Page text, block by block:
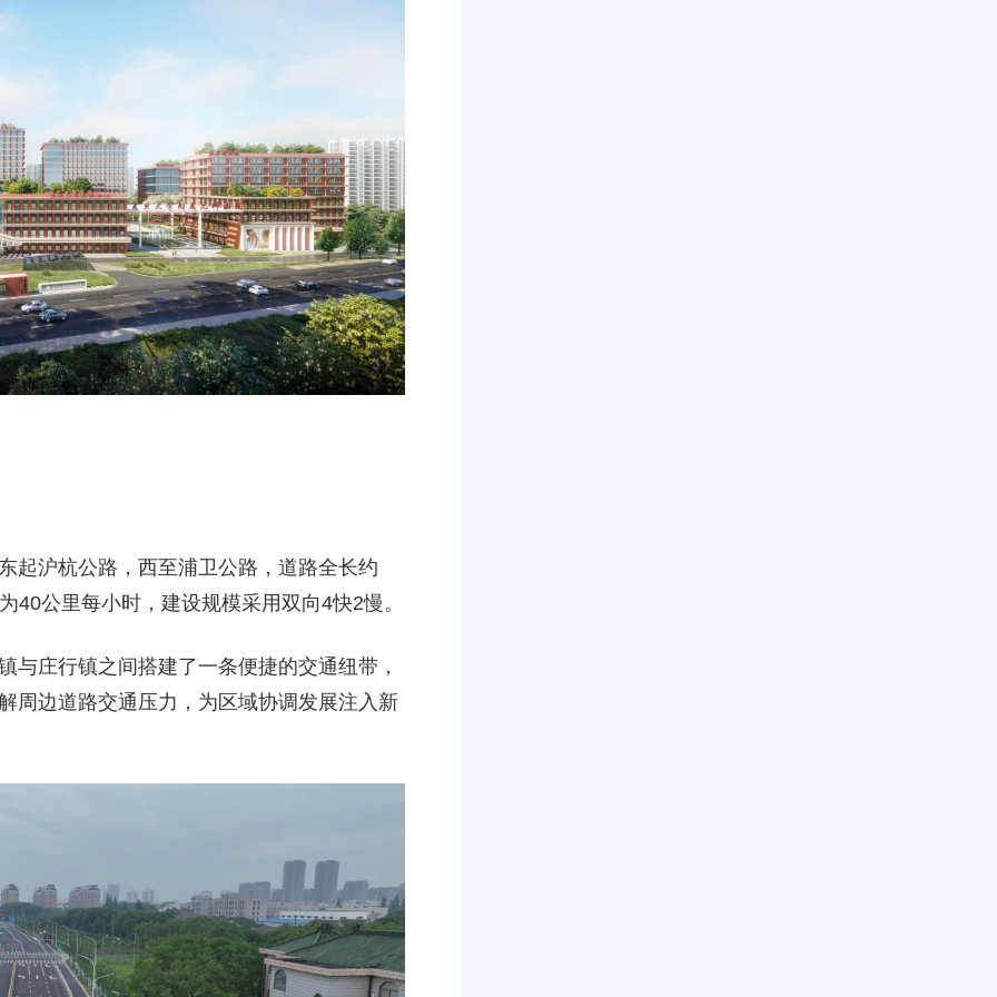
起沪杭公路，西至浦卫公路，道路全长约
40公里每小时，建设规模采用双向4快2慢。
与庄行镇之间搭建了一条便捷的交通纽带，
周边道路交通压力，为区域协调发展注入新